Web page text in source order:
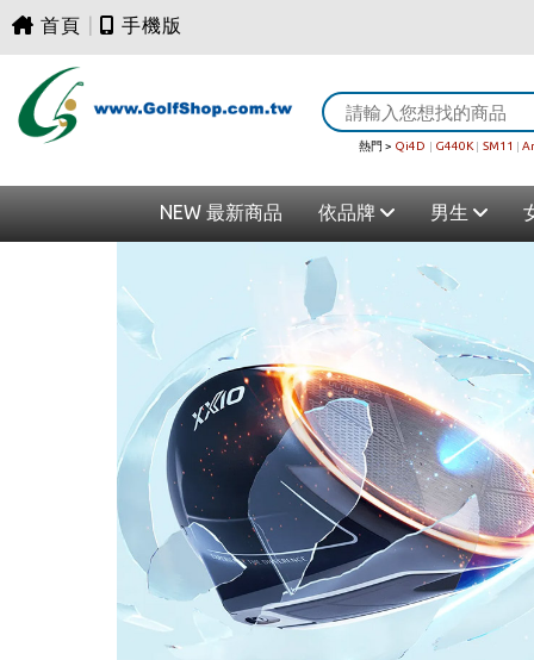
首頁 手機版
熱門 > Qi4D | G440K | SM11 |
NEW 最新商品 依品牌 男生